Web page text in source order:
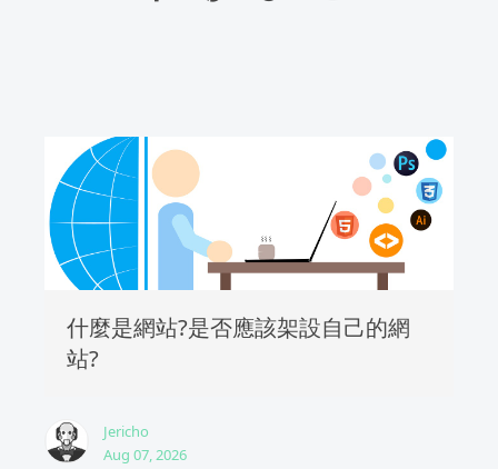
什麼是網站?是否應該架設自己的網
站?
Jericho
Aug 07, 2026